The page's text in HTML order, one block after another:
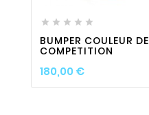
    
BUMPER COULEUR DE
COMPETITION
180,00 €Prix